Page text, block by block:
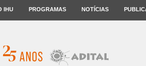
IHU PROGRAMAS NOTÍCIAS